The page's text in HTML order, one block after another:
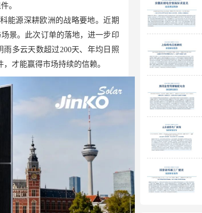
。
能源深耕欧洲的战略要地。近期
景。此次订单的落地，进一步印
多云天数超过200天、年均日照
才能赢得市场持续的信赖。